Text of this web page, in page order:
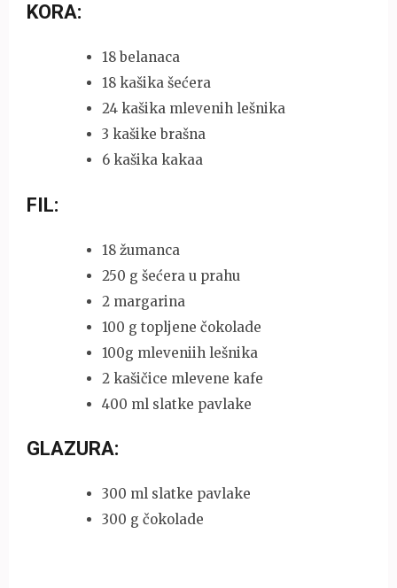
KORA:
18 belanaca
18 kašika šećera
24 kašika mlevenih lešnika
3 kašike brašna
6 kašika kakaa
FIL:
18 žumanca
250 g šećera u prahu
2 margarina
100 g topljene čokolade
100g mleveniih lešnika
2 kašičice mlevene kafe
400 ml slatke pavlake
GLAZURA:
300 ml slatke pavlake
300 g čokolade